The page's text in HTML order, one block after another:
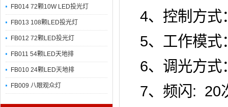
FB014 72颗10W LED投光灯
FB013 108颗LED投光灯
FB012 72颗LED投光灯
FB011 54颗LED天地排
FB010 24颗LED天地排
FB009 八眼观众灯
4、控制方式
5、工作模式
6、调光方式
7、频闪